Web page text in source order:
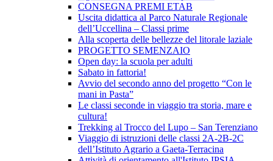
CONSEGNA PREMI ETAB
Uscita didattica al Parco Naturale Regionale
dell’Uccellina – Classi prime
Alla scoperta delle bellezze del litorale laziale
PROGETTO SEMENZAIO
Open day: la scuola per adulti
Sabato in fattoria!
Avvio del secondo anno del progetto “Con le
mani in Pasta”
Le classi seconde in viaggio tra storia, mare e
cultura!
Trekking al Trocco del Lupo – San Terenziano
Viaggio di istruzioni delle classi 2A-2B-2C
dell’Istituto Agrario a Gaeta-Terracina